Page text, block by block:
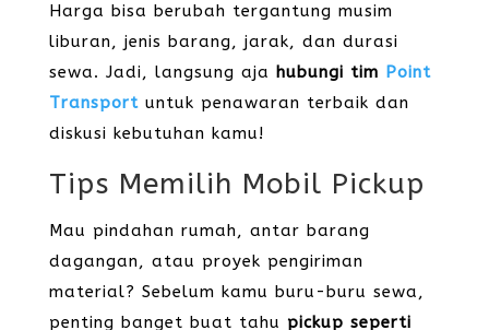
Harga bisa berubah tergantung musim
liburan, jenis barang, jarak, dan durasi
sewa. Jadi, langsung aja hubungi tim Point
Transportuntuk penawaran terbaik dan
diskusi kebutuhan kamu!
Tips Memilih Mobil Pickup
Mau pindahan rumah, antar barang
dagangan, atau proyek pengiriman
material? Sebelum kamu buru-buru sewa,
penting banget buat tahu pickup seperti